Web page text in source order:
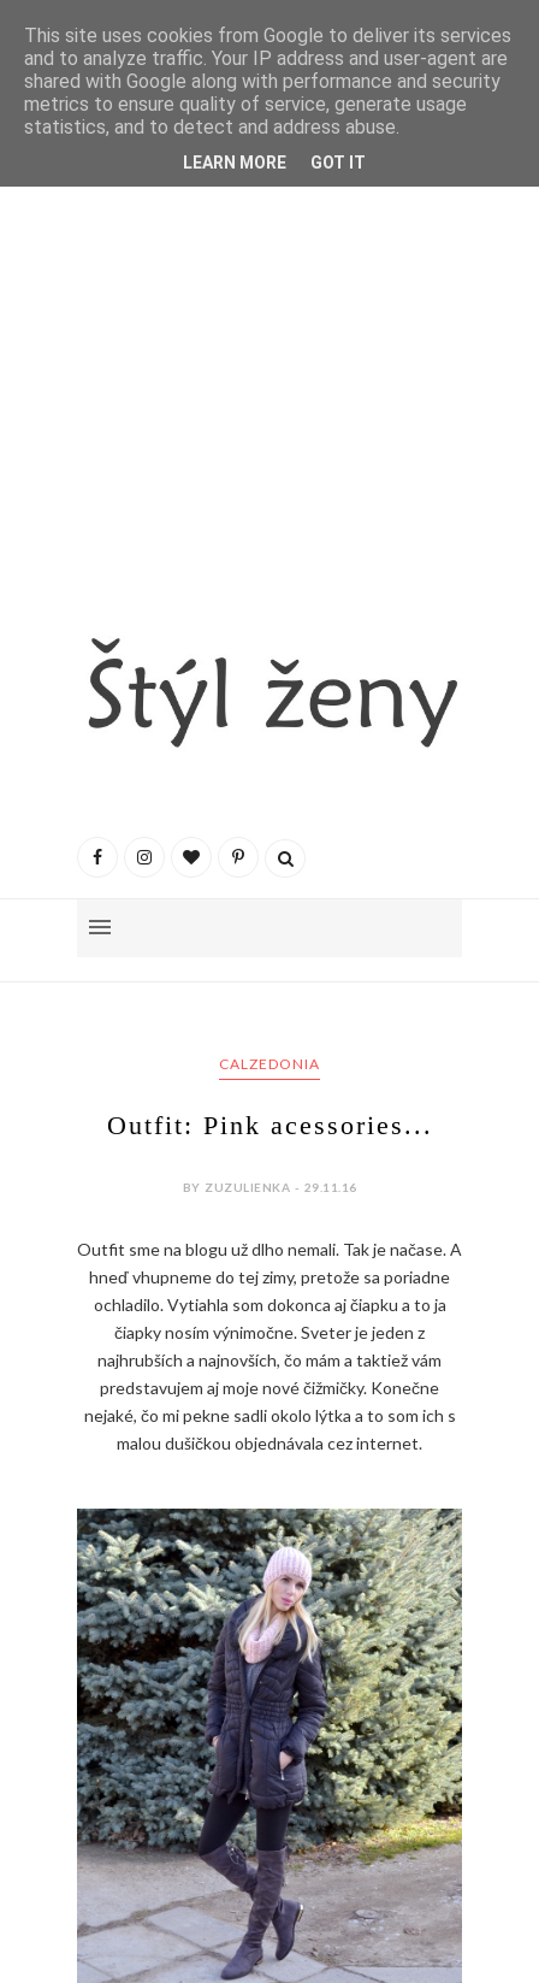
CALZEDONIA
Outfit: Pink acessories...
BY ZUZULIENKA - 29.11.16
Outfit sme na blogu už dlho nemali. Tak je načase. A
hneď vhupneme do tej zimy, pretože sa poriadne
ochladilo. Vytiahla som dokonca aj čiapku a to ja
čiapky nosím výnimočne. Sveter je jeden z
najhrubších a najnovších, čo mám a taktiež vám
predstavujem aj moje nové čižmičky. Konečne
nejaké, čo mi pekne sadli okolo lýtka a to som ich s
malou dušičkou objednávala cez internet.
This site uses cookies from Google to deliver its services
and to analyze traffic. Your IP address and user-agent are
shared with Google along with performance and security
metrics to ensure quality of service, generate usage
statistics, and to detect and address abuse.
LEARN MORE GOT IT